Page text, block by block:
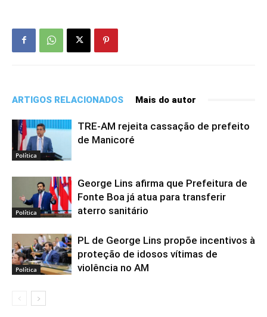
ARTIGOS RELACIONADOS Mais do autor
Política
TRE-AM rejeita cassação de prefeito
de Manicoré
Política
George Lins afirma que Prefeitura de
Fonte Boa já atua para transferir
aterro sanitário
Política
PL de George Lins propõe incentivos à
proteção de idosos vítimas de
violência no AM